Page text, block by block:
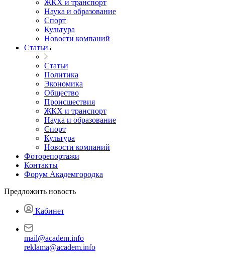
ЖКХ и транспорт
Наука и образование
Спорт
Культура
Новости компаний
Статьи
Статьи
Политика
Экономика
Общество
Происшествия
ЖКХ и транспорт
Наука и образование
Спорт
Культура
Новости компаний
Фоторепортажи
Контакты
Форум Академгородка
Предложить новость
Кабинет
mail@academ.info
reklama@academ.info